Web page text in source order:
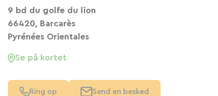
9 bd du golfe du lion
66420, Barcarès
Pyrénées Orientales
Se på kortet
Ring op Send en besked